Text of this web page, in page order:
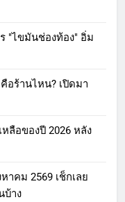
"ไขมันช่องท้อง" อิ่ม
ร้านไหน? เปิดมา
ลือของปี 2026 หลัง
คม 2569 เช็กเลย
บ้าง